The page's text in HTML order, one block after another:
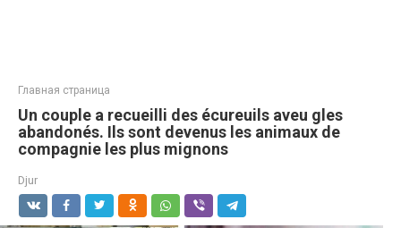
Главная страница
Un couple a recueilli des écureuils aveu gles
abandonés. Ils sont devenus les animaux de
compagnie les plus mignons
Djur